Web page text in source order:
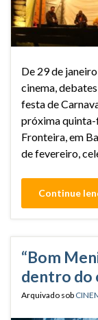
De 29 de
cinema,
festa de
próxima quinta-
Fronteira, em
de fevereiro,
Continue
“Bom
dentro do
Arquivado sob